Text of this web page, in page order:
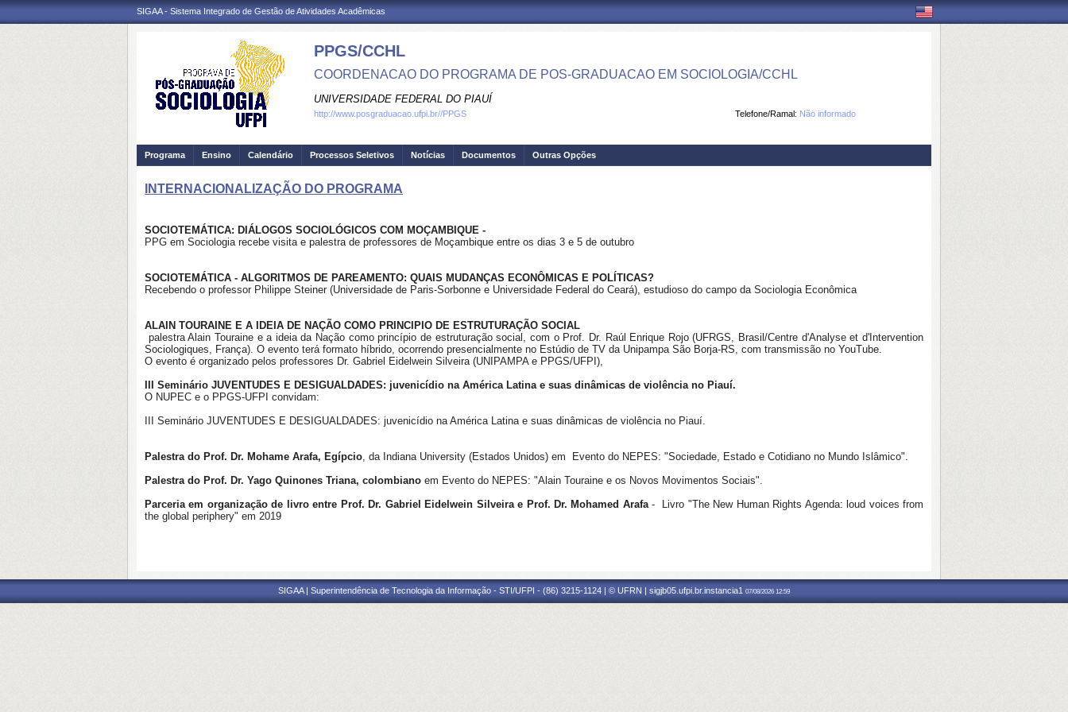
SIGAA - Sistema Integrado de Gestão de Atividades Acadêmicas
PPGS/CCHL
COORDENACAO DO PROGRAMA DE POS-GRADUACAO EM SOCIOLOGIA/CCHL
UNIVERSIDADE FEDERAL DO PIAUÍ
Telefone/Ramal: Não informado
http://www.posgraduacao.ufpi.br//PPGS
Programa Ensino Calendário Processos Seletivos Notícias Documentos Outras Opções
INTERNACIONALIZAÇÃO DO PROGRAMA
SOCIOTEMÁTICA: DIÁLOGOS SOCIOLÓGICOS COM MOÇAMBIQUE -
PPG em Sociologia recebe visita e palestra de professores de Moçambique entre os dias 3 e 5 de outubro
SOCIOTEMÁTICA - ALGORITMOS DE PAREAMENTO: QUAIS MUDANÇAS ECONÔMICAS E POLÍTICAS?
Recebendo o professor Philippe Steiner (Universidade de Paris-Sorbonne e Universidade Federal do Ceará), estudioso do campo da Sociologia Econômica
ALAIN TOURAINE E A IDEIA DE NAÇÃO COMO PRINCIPIO DE ESTRUTURAÇÃO SOCIAL
palestra Alain Touraine e a ideia da Nação como princípio de estruturação social, com o Prof. Dr. Raúl Enrique Rojo (UFRGS, Brasil/Centre d'Analyse et d'Intervention
Sociologiques, França). O evento terá formato híbrido, ocorrendo presencialmente no Estúdio de TV da Unipampa São Borja-RS, com transmissão no YouTube.
O evento é organizado pelos professores Dr. Gabriel Eidelwein Silveira (UNIPAMPA e PPGS/UFPI),
III Seminário JUVENTUDES E DESIGUALDADES: juvenicídio na América Latina e suas dinâmicas de violência no Piauí.
O NUPEC e o PPGS-UFPI convidam:
III Seminário JUVENTUDES E DESIGUALDADES: juvenicídio na América Latina e suas dinâmicas de violência no Piauí.
Palestra do Prof. Dr. Mohame Arafa, Egípcio, da Indiana University (Estados Unidos) em Evento do NEPES: "Sociedade, Estado e Cotidiano no Mundo Islâmico".
Palestra do Prof. Dr. Yago Quinones Triana, colombiano em Evento do NEPES: "Alain Touraine e os Novos Movimentos Sociais".
Parceria em organização de livro entre Prof. Dr. Gabriel Eidelwein Silveira e Prof. Dr. Mohamed Arafa- Livro "The New Human Rights Agenda: loud voices from
the global periphery" em 2019
SIGAA | Superintendência de Tecnologia da Informação - STI/UFPI - (86) 3215-1124 | © UFRN | sigjb05.ufpi.br.instancia1 07/08/2026 12:59